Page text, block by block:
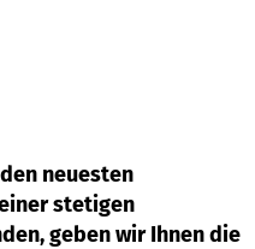
neuesten
stetigen
geben wir Ihnen die